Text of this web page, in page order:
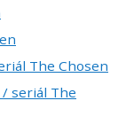
The Chosen
/ seriál The